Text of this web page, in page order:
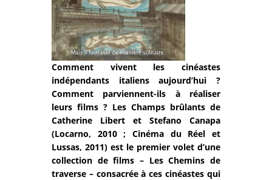
Comment vivent les cinéastes
indépendants italiens aujourd’hui ?
Comment parviennent-ils à réaliser
leurs films ? Les Champs brûlants de
Catherine Libert et Stefano Canapa
(Locarno, 2010 ; Cinéma du Réel et
Lussas, 2011) est le premier volet d’une
collection de films – Les Chemins de
traverse – consacrée à ces cinéastes qui